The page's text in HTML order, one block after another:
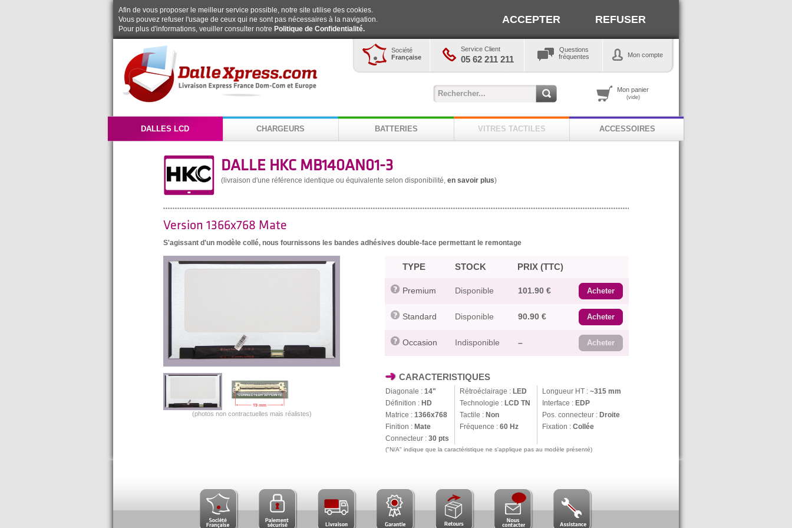
Afin de vous proposer le meilleur service possible, notre site utilise des cookies.
Vous pouvez refuser l'usage de ceux qui ne sont pas nécessaires à la navigation.
Pour plus d'informations, veuiller consulter notre Politique de Confidentialité.
ACCEPTER REFUSER
Société
Française
Service Client
05 62 211 211
Questions
fréquentes
Mon compte
Mon panier
(vide)
DALLES LCD CHARGEURS BATTERIES VITRES TACTILES ACCESSOIRES
DALLE HKC MB140AN01-3
(livraison d'une référence identique ou équivalente selon disponibilité, en savoir plus)
Version 1366x768 Mate
S'agissant d'un modèle collé, nous fournissons les bandes adhésives double-face permettant le remontage
(photos non contractuelles mais réalistes)
TYPE STOCK PRIX (TTC)
Premium Disponible 101.90 € Acheter
Standard Disponible 90.90 € Acheter
Occasion Indisponible – Acheter
CARACTERISTIQUES
Diagonale : 14" Rétroéclairage : LED Longueur HT : ~315 mm
Définition : HD Technologie : LCD TN Interface : EDP
Matrice : 1366x768 Tactile : Non Pos. connecteur : Droite
Finition : Mate Fréquence : 60 Hz Fixation : Collée
Connecteur : 30 pts
("N/A" indique que la caractéristique ne s'applique pas au modèle présenté)